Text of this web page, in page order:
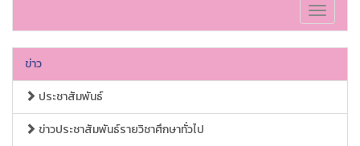
Toggle
ข่าว
ประชาสัมพันธ์
ข่าวประชาสัมพันธ์รายวิชาศึกษาทั่วไป